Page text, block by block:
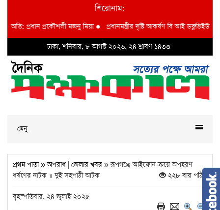
শিরোনাম:
প্রধান প্রকৌশলী মজনু মিয়া●প্রধানমন্ত্রীর দৃষ্টি আকর্ষণ বি আই ডব্লুভিইউ-তে
ঢাকা, শনিবার, ৮ আগস্ট ২০২৬, ২৪ শ্রাবণ ১৪৩৩
মেনু
প্রথম পাতা»অপরাধ জেলার খবর » রূপগঞ্জে আইফোন ক্রয়ে অপহরণ
ধর্ষণের নাটক ॥ দুই সহপাঠী আটক
২২৮ বার পঠিত
বৃহস্পতিবার, ২৪ জুলাই ২০২৫